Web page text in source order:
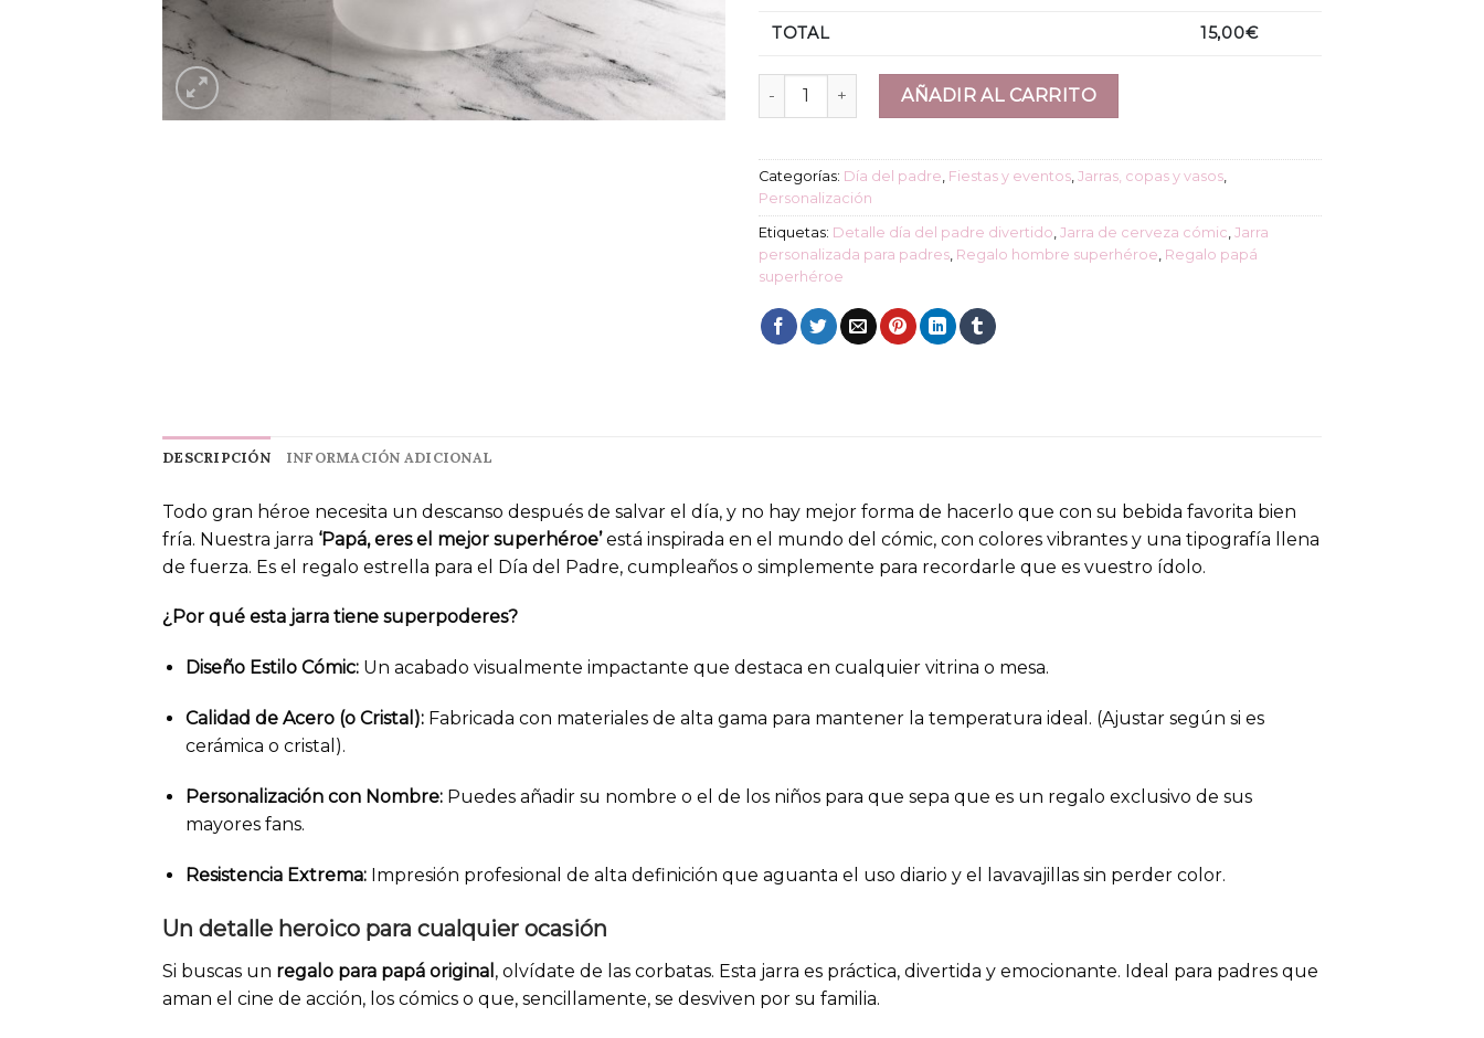
TOTAL 15,00€
Jarra de cerveza "Papá eres el mejor superhéroe" cantidad
AÑADIR AL CARRITO
Categorías: Día del padre Fiestas y eventos Jarras, copas y vasos
Personalización
Etiquetas: Detalle día del padre divertido Jarra de cerveza cómic Jarra
personalizada para padres Regalo hombre superhéroe Regalo papá
superhéroe
DESCRIPCIÓN INFORMACIÓN ADICIONAL
Todo gran héroe necesita un descanso después de salvar el día, y no hay mejor forma de hacerlo que con su bebida favorita bien
fría. Nuestra jarra ‘Papá, eres el mejor superhéroe’está inspirada en el mundo del cómic, con colores vibrantes y una tipografía llena
de fuerza. Es el regalo estrella para el Día del Padre, cumpleaños o simplemente para recordarle que es vuestro ídolo.
¿Por qué esta jarra tiene superpoderes?
Diseño Estilo Cómic:Un acabado visualmente impactante que destaca en cualquier vitrina o mesa.
Calidad de Acero (o Cristal):Fabricada con materiales de alta gama para mantener la temperatura ideal. (Ajustar según si es
cerámica o cristal).
Personalización con Nombre:Puedes añadir su nombre o el de los niños para que sepa que es un regalo exclusivo de sus
mayores fans.
Resistencia Extrema:Impresión profesional de alta definición que aguanta el uso diario y el lavavajillas sin perder color.
Un detalle heroico para cualquier ocasión
Si buscas un regalo para papá original , olvídate de las corbatas. Esta jarra es práctica, divertida y emocionante. Ideal para padres que
aman el cine de acción, los cómics o que, sencillamente, se desviven por su familia.